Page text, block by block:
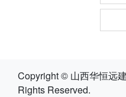
Copyright © 山西华恒远
Rights Reserved.